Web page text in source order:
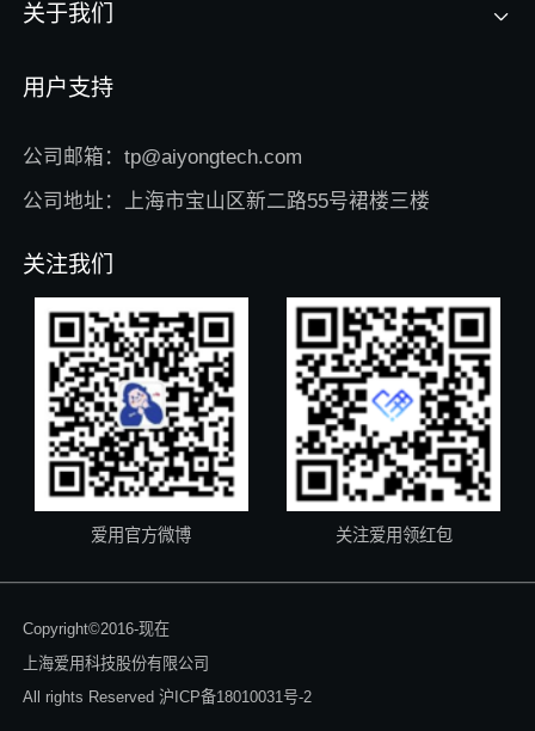
关于我们
用户支持
公司邮箱：tp@aiyongtech.com
公司地址：上海市宝山区新二路55号裙楼三楼
关注我们
爱用官方微博 关注爱用领红包
Copyright©2016-现在
上海爱用科技股份有限公司
All rights Reserved沪ICP备18010031号-2